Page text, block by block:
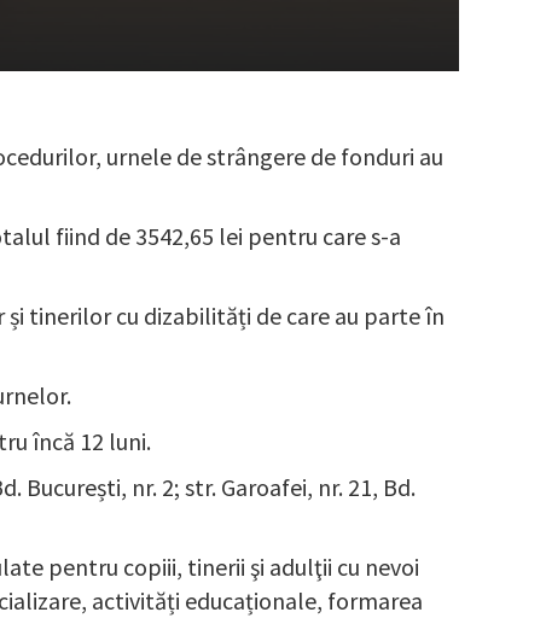
urnele de strângere de fonduri au
fiind de 3542,65 lei pentru care s-a
tinerilor cu dizabilități de care au parte în
încă 12 luni.
București, nr. 2; str. Garoafei, nr. 21, Bd.
pentru copiii, tinerii şi adulţii cu nevoi
activități educaționale, formarea